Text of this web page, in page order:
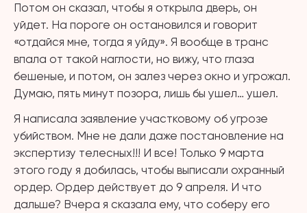
Потом он сказал, чтобы я открыла дверь, он
уйдет. На пороге он остановился и говорит
«отдайся мне, тогда я уйду». Я вообще в транс
впала от такой наглости, но вижу, что глаза
бешеные, и потом, он залез через окно и угрожал.
Думаю, пять минут позора, лишь бы ушел… ушел.
Я написала заявление участковому об угрозе
убийством. Мне не дали даже постановление на
экспертизу телесных!!! И все! Только 9 марта
этого году я добилась, чтобы выписали охранный
ордер. Ордер действует до 9 апреля. И что
дальше? Вчера я сказала ему, что соберу его